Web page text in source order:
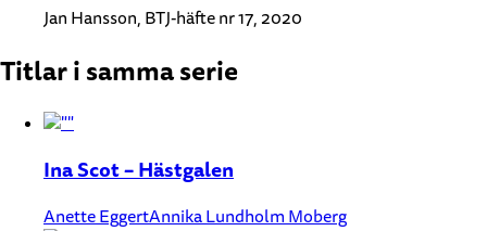
Jan Hansson, BTJ-häfte nr 17, 2020
Titlar i samma serie
Ina Scot – Hästgalen
Anette EggertAnnika Lundholm Moberg